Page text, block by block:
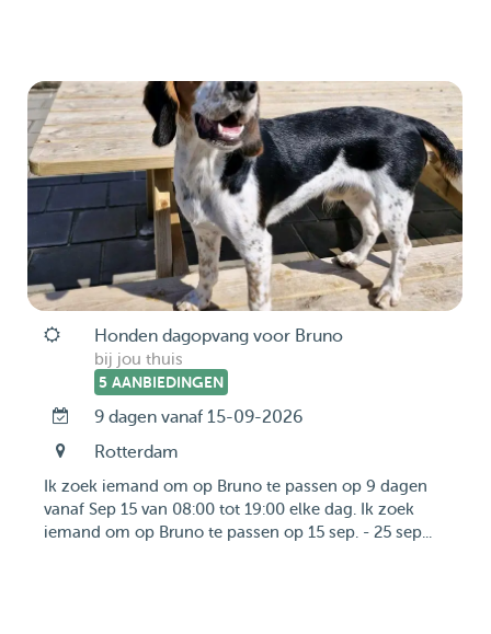
Honden dagopvang voor Bruno
bij jou thuis
5 AANBIEDINGEN
9 dagen vanaf 15-09-2026
Rotterdam
Ik zoek iemand om op Bruno te passen op 9 dagen
vanaf Sep 15 van 08:00 tot 19:00 elke dag. Ik zoek
iemand om op Bruno te passen op 15 sep. - 25 sep...